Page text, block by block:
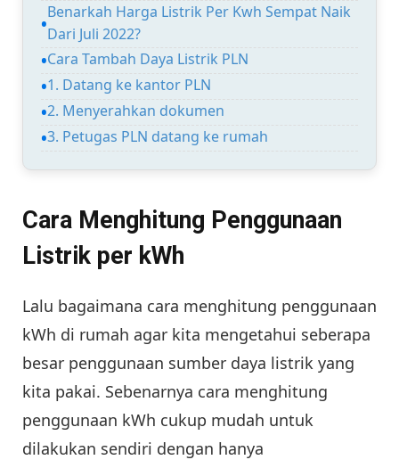
Benarkah Harga Listrik Per Kwh Sempat Naik
Dari Juli 2022?
Cara Tambah Daya Listrik PLN
1. Datang ke kantor PLN
2. Menyerahkan dokumen
3. Petugas PLN datang ke rumah
Cara Menghitung Penggunaan
Listrik per kWh
Lalu bagaimana cara menghitung penggunaan
kWh di rumah agar kita mengetahui seberapa
besar penggunaan sumber daya listrik yang
kita pakai. Sebenarnya cara menghitung
penggunaan kWh cukup mudah untuk
dilakukan sendiri dengan hanya